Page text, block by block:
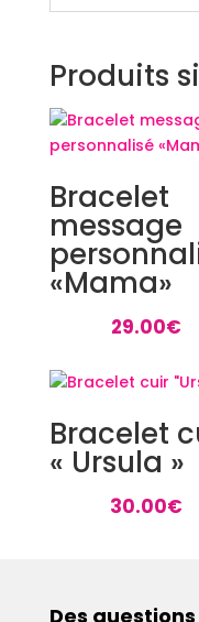
Produits
Bracelet
message
«Mama»
29.00€
Bracelet
« Ursula »
30.00€
Des questions